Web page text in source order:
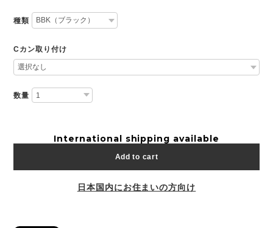
種類
Cカン取り付け
数量
International shipping available
Add to cart
日本国内にお住まいの方向け